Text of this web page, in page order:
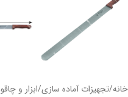
خانه/تجهیزات آماده سازی/ابزار و چاقو